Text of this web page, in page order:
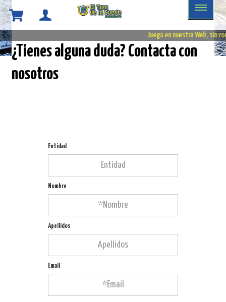
Juega en nuestra Web, sin
¿Tienes alguna duda? Contacta con
nosotros
Entidad
Nombre
Apellidos
Email